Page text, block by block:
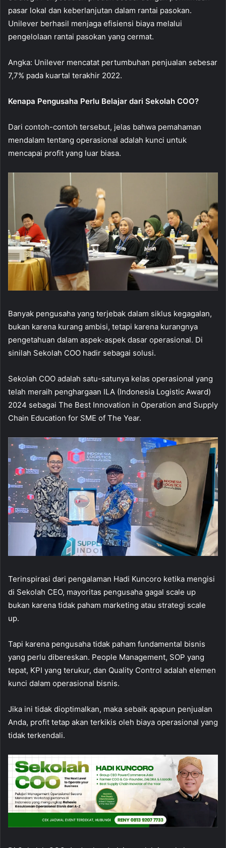
pasar lokal dan keberlanjutan dalam rantai pasokan.
Unilever berhasil menjaga efisiensi biaya melalui
pengelolaan rantai pasokan yang cermat.
Angka: Unilever mencatat pertumbuhan penjualan sebesar
7,7% pada kuartal terakhir 2022.
Kenapa Pengusaha Perlu Belajar dari Sekolah COO?
Dari contoh-contoh tersebut, jelas bahwa pemahaman
mendalam tentang operasional adalah kunci untuk
mencapai profit yang luar biasa.
Banyak pengusaha yang terjebak dalam siklus kegagalan,
bukan karena kurang ambisi, tetapi karena kurangnya
pengetahuan dalam aspek-aspek dasar operasional. Di
sinilah Sekolah COO hadir sebagai solusi.
Sekolah COO adalah satu-satunya kelas operasional yang
telah meraih penghargaan ILA (Indonesia Logistic Award)
2024 sebagai The Best Innovation in Operation and Supply
Chain Education for SME of The Year.
Terinspirasi dari pengalaman Hadi Kuncoro ketika mengisi
di Sekolah CEO, mayoritas pengusaha gagal scale up
bukan karena tidak paham marketing atau strategi scale
up.
Tapi karena pengusaha tidak paham fundamental bisnis
yang perlu dibereskan. People Management, SOP yang
tepat, KPI yang terukur, dan Quality Control adalah elemen
kunci dalam operasional bisnis.
Jika ini tidak dioptimalkan, maka sebaik apapun penjualan
Anda, profit tetap akan terkikis oleh biaya operasional yang
tidak terkendali.